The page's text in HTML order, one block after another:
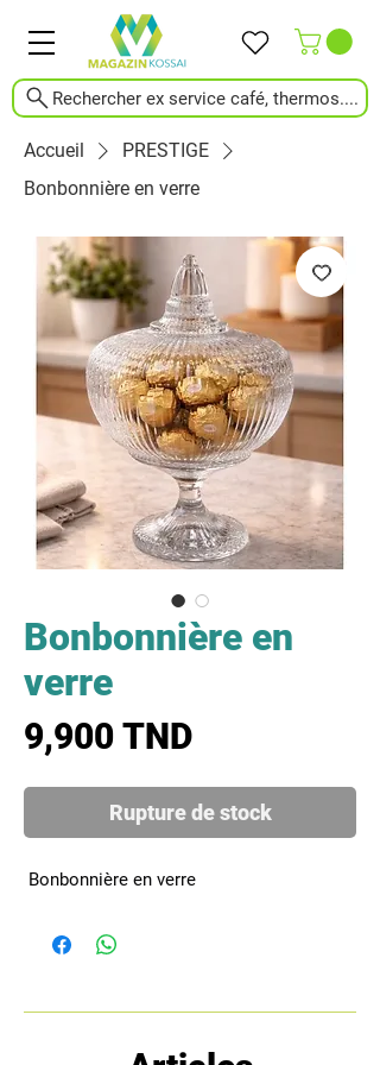
Rechercher ex service café, thermos....
Accueil
PRESTIGE
Bonbonnière en verre
Bonbonnière en
verre
9,900 TNDPrix
Rupture de stock
Bonbonnière en verre